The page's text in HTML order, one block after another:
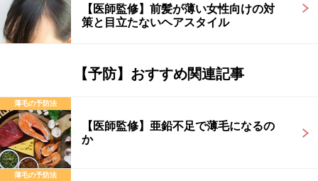
【医師監修】前髪が薄い女性向けの対
策と目立たないヘアスタイル
【予防】おすすめ関連記事
薄毛の予防法
【医師監修】亜鉛不足で薄毛になるの
か
薄毛の予防法